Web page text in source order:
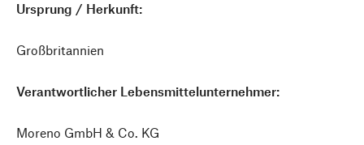
Ursprung / Herkunft:
Großbritannien
Verantwortlicher Lebensmittelunternehmer:
Moreno GmbH & Co. KG